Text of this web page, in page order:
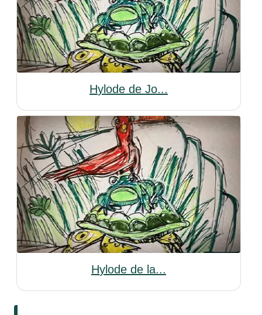
Hylode de Jo...
Hylode de la...